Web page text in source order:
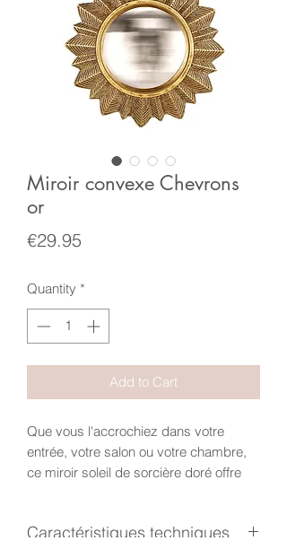
Miroir convexe Chevrons
or
€29.95
Quantity *
Add to Cart
Que vous l'accrochiez dans votre
entrée, votre salon ou votre chambre,
ce miroir soleil de sorcière doré offre
à votre décor.
Caractéristiques techniques